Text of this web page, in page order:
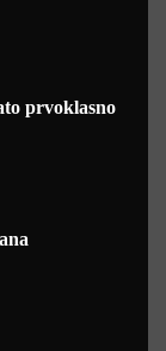
prvoklasno